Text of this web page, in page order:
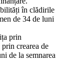
în clădirile
de 34 de luni
prin
crearea de
de la semnarea